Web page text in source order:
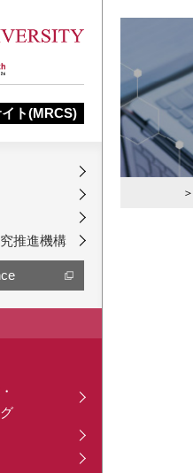
ト(MRCS)
推進機構